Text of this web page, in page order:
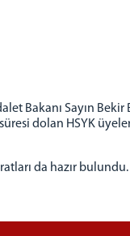
Bakanı Sayın
dolan HSYK
da hazır bulundu.